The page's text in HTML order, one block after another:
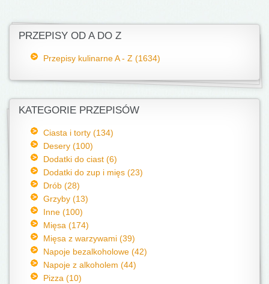
PRZEPISY OD A DO Z
Przepisy kulinarne A - Z (1634)
KATEGORIE PRZEPISÓW
Ciasta i torty (134)
Desery (100)
Dodatki do ciast (6)
Dodatki do zup i mięs (23)
Drób (28)
Grzyby (13)
Inne (100)
Mięsa (174)
Mięsa z warzywami (39)
Napoje bezalkoholowe (42)
Napoje z alkoholem (44)
Pizza (10)